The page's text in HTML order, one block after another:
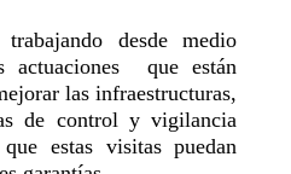
desde medio
actuaciones que están
las infraestructuras,
de control y vigilancia
estas visitas puedan